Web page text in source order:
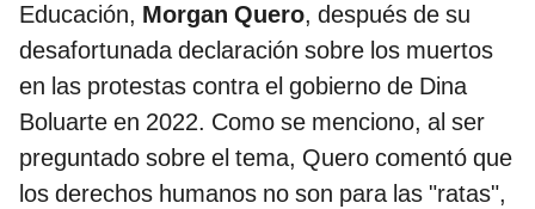
Educación, Morgan Quero, después de su
desafortunada declaración sobre los muertos
en las protestas contra el gobierno de Dina
Boluarte en 2022. Como se menciono, al ser
preguntado sobre el tema, Quero comentó que
los derechos humanos no son para las "ratas",